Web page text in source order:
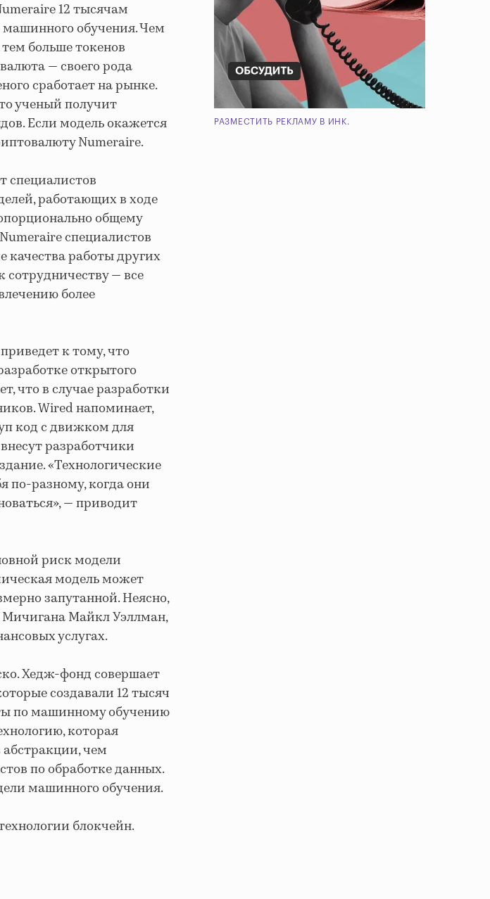
12 тысячам
машинного обучения. Чем
больше токенов
— своего рода
сработает на рынке.
ученый получит
Если модель окажется
Numeraire.
специалистов
работающих в ходе
общему
специалистов
качества работы других
сотрудничеству — все
более
к тому, что
открытого
что в случае разработки
Wired напоминает,
код с движком для
разработчики
«Технологические
по-разному, когда они
— приводит
риск модели
модель может
запутанной. Неясно,
Мичигана Майкл Уэллман,
услугах.
Хедж-фонд совершает
создавали 12 тысяч
по машинному обучению
которая
чем
по обработке данных.
машинного обучения.
блокчейн.
РАЗМЕСТИТЬ РЕКЛАМУ В ИНК.